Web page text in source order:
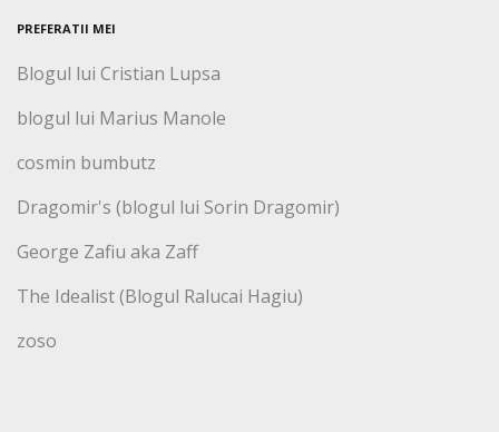
PREFERATII MEI
Blogul lui Cristian Lupsa
blogul lui Marius Manole
cosmin bumbutz
Dragomir's (blogul lui Sorin Dragomir)
George Zafiu aka Zaff
The Idealist (Blogul Ralucai Hagiu)
zoso